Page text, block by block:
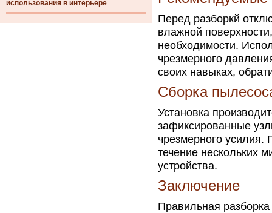
использования в интерьере
Перед разборкй
влажной
необходимости.
чрезмерного
своих навыках,
Сборка
Установка
зафиксированные
чрезмерного усилия.
течение нескольких
устройства.
Заключение
Правильная